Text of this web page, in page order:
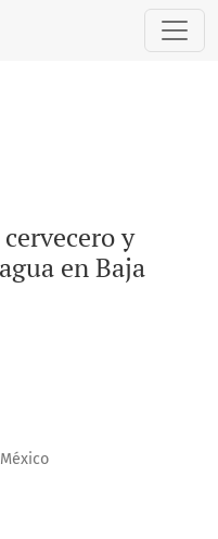
y agenda ciudadana del
y
en Baja